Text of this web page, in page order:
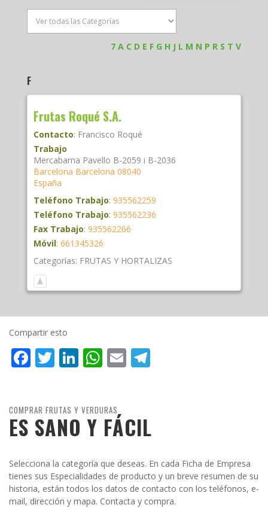
7 A C D E F G H J L M N P R S T V
F
Frutas Roqué S.A.
Contacto: Francisco Roqué
Trabajo
Mercabarna Pavello B-2059 i B-2036
Barcelona Barcelona 08040
España
Teléfono Trabajo: 935562259
Teléfono Trabajo: 935562236
Fax Trabajo: 935562266
Móvil: 661345326
Categorías: FRUTAS Y HORTALIZAS
Compartir esto
Facebook
Twitter
LinkedIn
WhatsApp
Email
COMPRAR FRUTAS Y VERDURAS
ES SANO Y FÁCIL
Selecciona la categoría que deseas. En cada Ficha de Empresa
tienes sus Especialidades de producto y un breve resumen de su
historia, están todos los datos de contacto con los teléfonos, e-
mail, dirección y mapa. Contacta y compra.